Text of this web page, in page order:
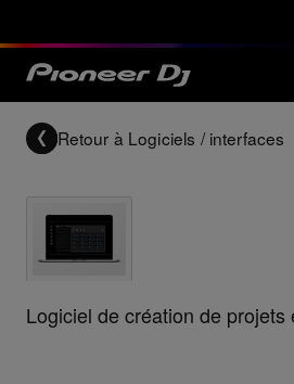
Retour à Logiciels / interfaces
Logiciel de création de projets